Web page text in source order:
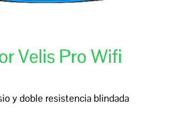
Velis Pro Wifi
y doble resistencia blindada